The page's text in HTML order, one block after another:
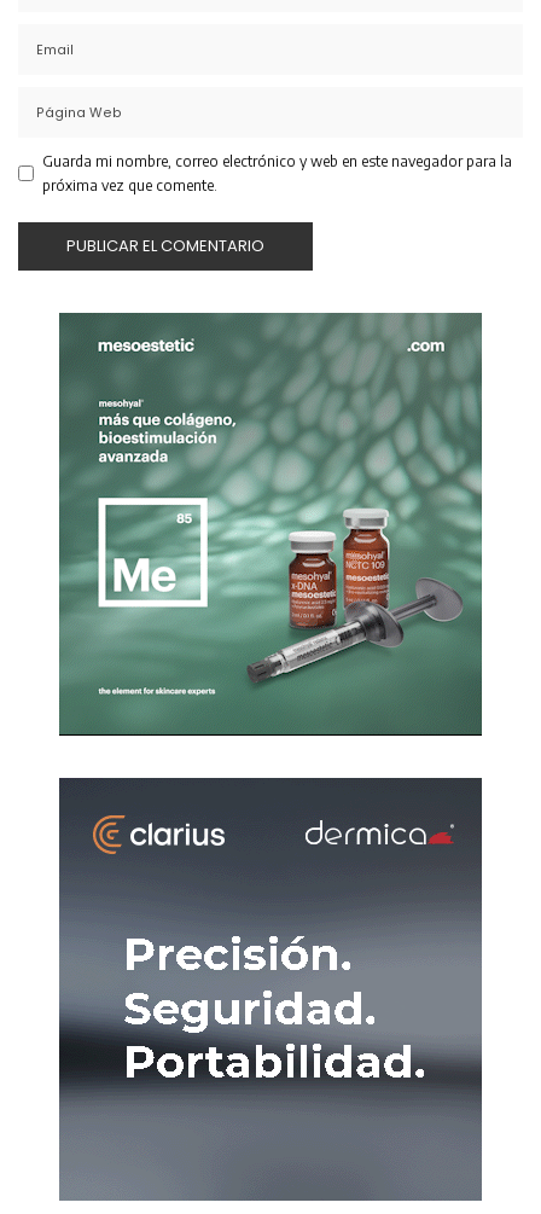
Guarda mi nombre, correo electrónico y web en este navegador para la
próxima vez que comente.